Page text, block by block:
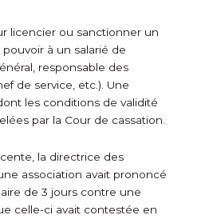
licencier ou sanctionner un
à un salarié de
responsable des
de service, etc.). Une
les conditions de validité
par la Cour de cassation.
la directrice des
association avait prononcé
de 3 jours contre une
celle-ci avait contestée en